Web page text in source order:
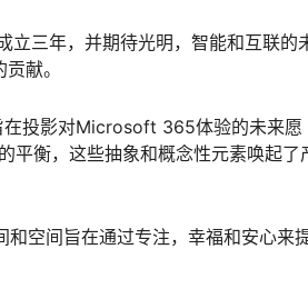
三年，并期待光明，智能和互联的
献。
在投影对Microsoft 365体验的未来愿
平衡，这些抽象和概念性元素唤起了
空间旨在通过专注，幸福和安心来